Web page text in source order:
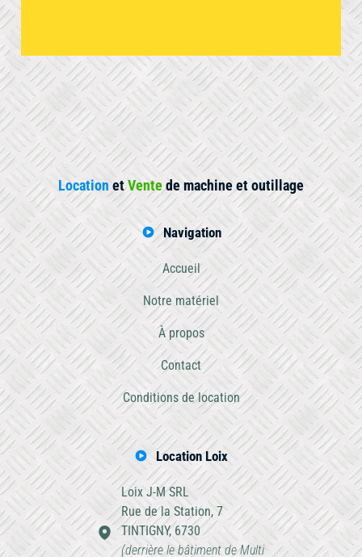
LocationetVentede machine et outillage
Navigation
Accueil
Notre matériel
À propos
Contact
Conditions de location
Location Loix
Loix J-M SRL
Rue de la Station, 7
TINTIGNY, 6730
(derrière le bâtiment de Multi